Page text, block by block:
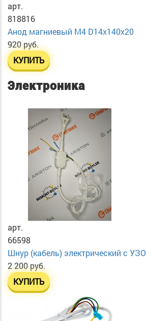
арт.
818816
Анод магниевый М4 D14х140х20
920 руб.
КУПИТЬ
Электроника
арт.
66598
Шнур (кабель) электрический с
2 200 руб.
КУПИТЬ